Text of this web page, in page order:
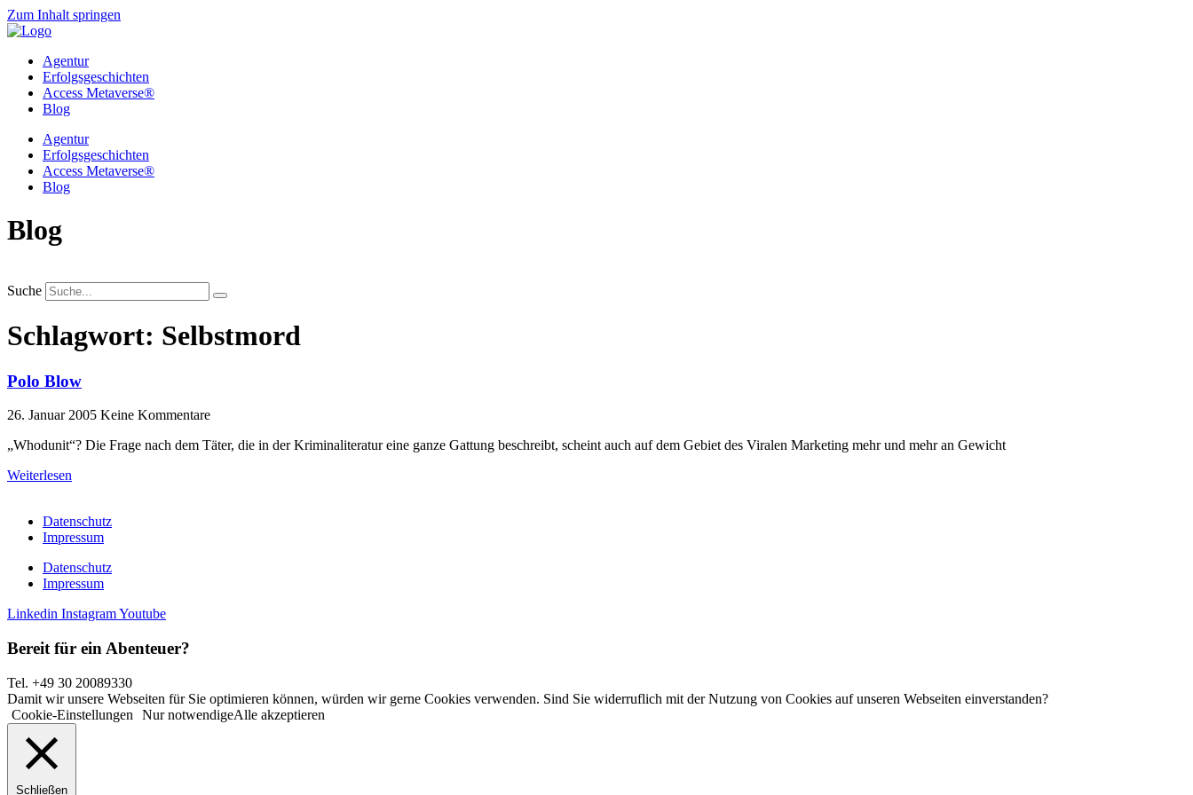
Zum Inhalt springen
Agentur
Erfolgsgeschichten
Access Metaverse®
Blog
Agentur
Erfolgsgeschichten
Access Metaverse®
Blog
Blog
Suche
Schlagwort: Selbstmord
Polo Blow
26. Januar 2005 Keine Kommentare
„Whodunit“? Die Frage nach dem Täter, die in der Kriminaliteratur eine ganze Gattung beschreibt, scheint auch auf dem Gebiet des Viralen Marketing mehr und mehr an Gewicht
Weiterlesen
Datenschutz
Impressum
Datenschutz
Impressum
Linkedin InstagramYoutube
Bereit für ein Abenteuer?
Tel. +49 30 20089330
Damit wir unsere Webseiten für Sie optimieren können, würden wir gerne Cookies verwenden. Sind Sie widerruflich mit der Nutzung von Cookies auf unseren Webseiten einverstanden?
Cookie-Einstellungen
Nur notwendigeAlle akzeptieren
Schließen